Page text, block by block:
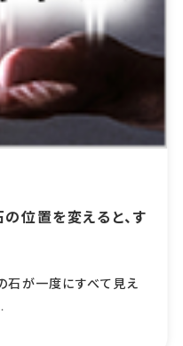
位置を変えると、す
石が一度にすべて見え